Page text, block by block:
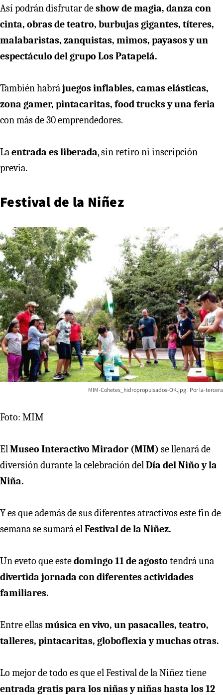
Así podrán disfrutar deshow de magia, danza con
cinta, obras de teatro, burbujas gigantes, títeres,
malabaristas, zanquistas, mimos, payasos y un
espectáculo del grupo Los Patapelá.
También habrájuegos inflables, camas elásticas,
zona gamer, pintacaritas, food trucks y una feria
con más de 30 emprendedores.
Laentrada es liberada, sin retiro ni inscripción
previa.
Festival de la Niñez
MIM-Cohetes_hidropropulsados-OK.jpg la-tercera
Foto: MIM
ElMuseo Interactivo Mirador (MIM) se llenará de
diversión durante la celebración delDía del Niño y la
Niña.
Y es que además de sus diferentes atractivos este fin de
semana se sumará elFestival de la Niñez.
Un eveto que estedomingo 11 de agosto tendrá una
divertida jornada con diferentes actividades
familiares.
Entre ellasmúsica en vivo, un pasacalles, teatro,
talleres, pintacaritas, globoflexia y muchas otras.
Lo mejor de todo es que el Festival de la Niñez tiene
entrada gratis para los niñas y niñas hasta los 12